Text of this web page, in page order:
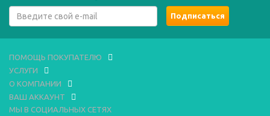
ПОМОЩЬ ПОКУПАТЕЛЮ
УСЛУГИ
О КОМПАНИИ
ВАШ АККАУНТ
МЫ В СОЦИАЛЬНЫХ СЕТЯХ